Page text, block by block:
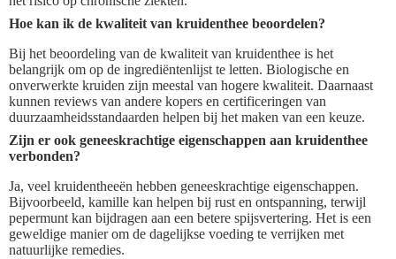
Hoe kan ik de kwaliteit van kruidenthee beoordelen?
Bij het beoordeling van de kwaliteit van kruidenthee is het
belangrijk om op de ingrediëntenlijst te letten. Biologische en
onverwerkte kruiden zijn meestal van hogere kwaliteit. Daarnaast
kunnen reviews van andere kopers en certificeringen van
duurzaamheidsstandaarden helpen bij het maken van een keuze.
Zijn er ook geneeskrachtige eigenschappen aan kruidenthee
verbonden?
Ja, veel kruidentheeën hebben geneeskrachtige eigenschappen.
Bijvoorbeeld, kamille kan helpen bij rust en ontspanning, terwijl
pepermunt kan bijdragen aan een betere spijsvertering. Het is een
geweldige manier om de dagelijkse voeding te verrijken met
natuurlijke remedies.